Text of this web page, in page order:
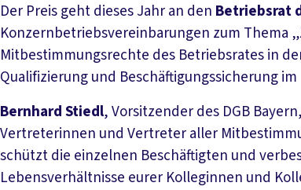
Der Preis geht dieses Jahr an den Betriebsrat
Konzernbetriebsvereinbarungen zum Thema
Mitbestimmungsrechte des Betriebsrates in
Qualifizierung und Beschäftigungssicherung
Bernhard Stiedl, Vorsitzender des DGB
Vertreterinnen und Vertreter aller
schützt die einzelnen Beschäftigten und
Lebensverhältnisse eurer Kolleginnen und